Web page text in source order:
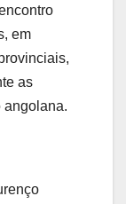
em
as
angolana.